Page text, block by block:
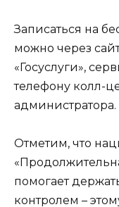
Записаться на
можно через
«Госуслуги»,
телефону колл-
администратора.
Отметим, что
помогает
контролем –